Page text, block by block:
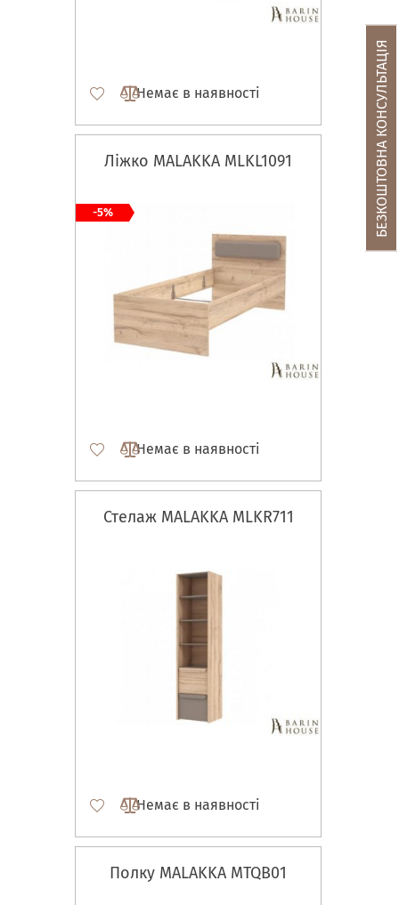
Немає в наявності
Ліжко MALAKKA MLKL1091
Немає в наявності
-5%
Стелаж MALAKKA MLKR711
Немає в наявності
Полку MALAKKA MTQB01
БЕЗКОШТОВНА КОНСУЛЬТАЦІЯ